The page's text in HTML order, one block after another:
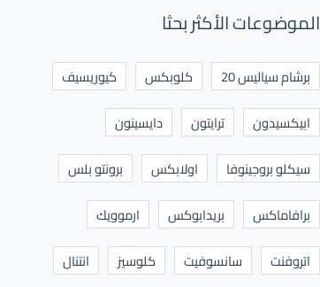
الموضوعات الأكثر بحثا
برشام سياليس 20 كلوبكس
كيوريسيف
ابيكسيدون
ترايتون
دايسينون
سيكلو بروجينوفا
اولابكس
برونتو بلس
برافاماكس
بريدابوكس
ارموويك
اتروفنت
سانسوفيت كلوسيز
انتنال